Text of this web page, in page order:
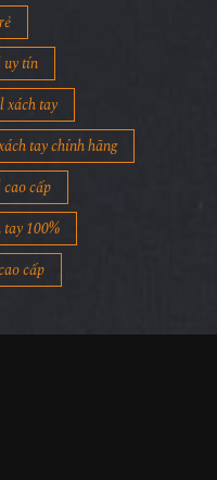
uy tín
xách tay
tay chính hãng
cấp
100%
cấp